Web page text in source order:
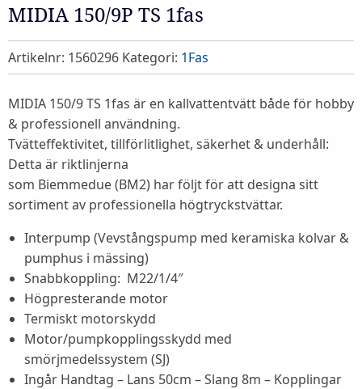
MIDIA 150/9P TS 1fas
Artikelnr: 1560296 Kategori: 1Fas
MIDIA 150/9 TS 1fas är en kallvattentvätt både för hobby
& professionell användning.
Tvätteffektivitet, tillförlitlighet, säkerhet & underhåll:
Detta är riktlinjerna
som Biemmedue (BM2) har följt för att designa sitt
sortiment av professionella högtryckstvättar.
Interpump (Vevstångspump med keramiska kolvar &
pumphus i mässing)
Snabbkoppling: M22/1/4″
Högpresterande motor
Termiskt motorskydd
Motor/pumpkopplingsskydd med
smörjmedelssystem (SJ)
Ingår Handtag – Lans 50cm – Slang 8m – Kopplingar